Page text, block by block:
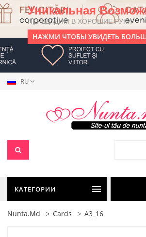
Уникальная
ПЕРЕДАДИМ В ХОРОШИЕ РУКИ
НАЖМИ ЧТОБЫ УВИДЕТЬ
RU
КАТЕГОРИИ
Nunta.md Cards A3_16